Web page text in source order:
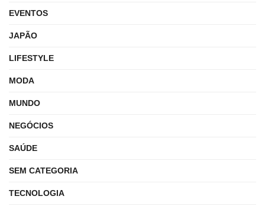
EVENTOS
JAPÃO
LIFESTYLE
MODA
MUNDO
NEGÓCIOS
SAÚDE
SEM CATEGORIA
TECNOLOGIA